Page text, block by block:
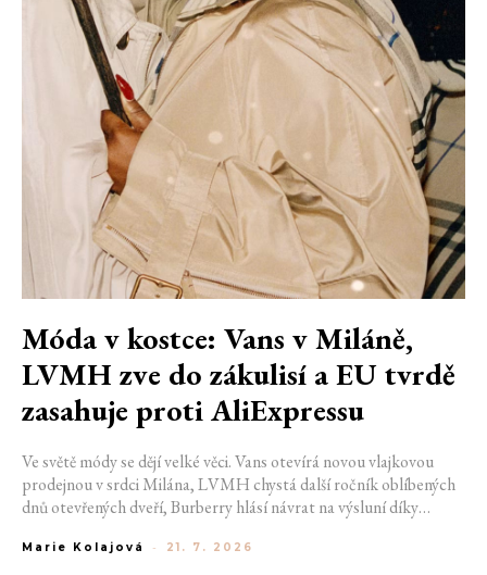
Móda v kostce: Vans v Miláně,
LVMH zve do zákulisí a EU tvrdě
zasahuje proti AliExpressu
Ve světě módy se dějí velké věci. Vans otevírá novou vlajkovou
prodejnou v srdci Milána, LVMH chystá další ročník oblíbených
dnů otevřených dveří, Burberry hlásí návrat na výsluní díky
AliExpress.
Marie Kolajová - 21. 7. 2026